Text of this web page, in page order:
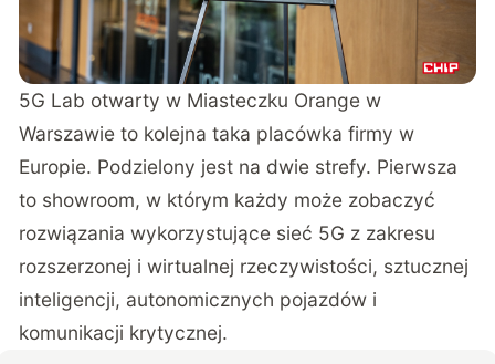
5G Lab otwarty w Miasteczku Orange w
Warszawie to kolejna taka placówka firmy w
Europie. Podzielony jest na dwie strefy. Pierwsza
to showroom, w którym każdy może zobaczyć
rozwiązania wykorzystujące sieć 5G z zakresu
rozszerzonej i wirtualnej rzeczywistości, sztucznej
inteligencji, autonomicznych pojazdów i
komunikacji krytycznej.